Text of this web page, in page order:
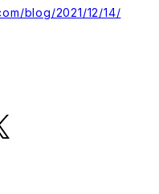
blog/2021/12/14/